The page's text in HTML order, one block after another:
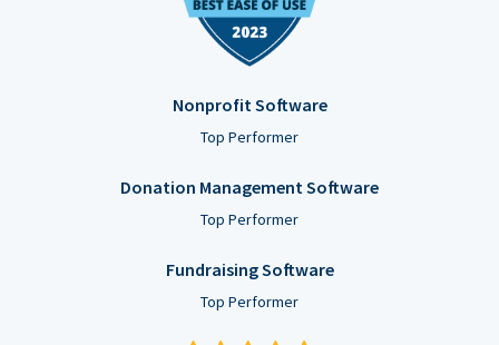
Nonprofit Software
Top Performer
Donation Management Software
Top Performer
Fundraising Software
Top Performer